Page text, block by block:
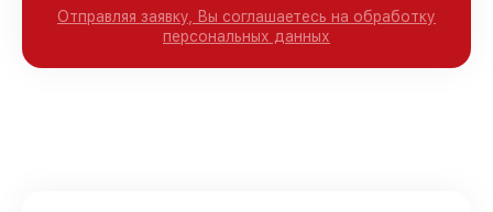
Отправляя заявку, Вы соглашаетесь на обработку
персональных данных